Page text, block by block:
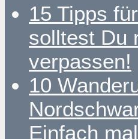
15 Tipps
solltest Du
verpassen!
10
Einfach